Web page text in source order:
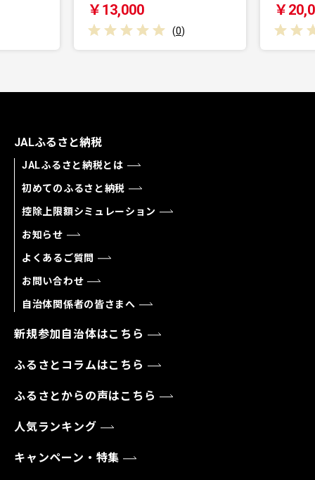
￥13,000
(0)
￥
JALふるさと納税
JALふるさと納税とは
初めてのふるさと納税
控除上限額シミュレーション
お知らせ
よくあるご質問
お問い合わせ
自治体関係者の皆さまへ
新規参加自治体はこちら
ふるさとコラムはこちら
ふるさとからの声はこちら
人気ランキング
キャンペーン・特集